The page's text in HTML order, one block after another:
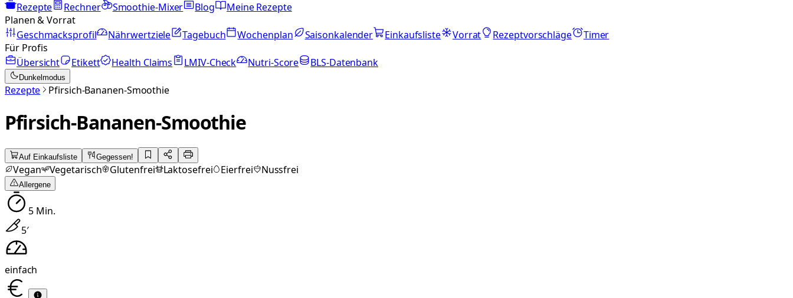
Rezepte
Rechner Smoothie-Mixer Blog
Meine Rezepte
Planen & Vorrat
Geschmacksprofil
Nährwertziele Tagebuch Wochenplan Saisonkalender Einkaufsliste Vorrat Rezeptvorschläge
Timer
Für Profis
Übersicht
Etikett Health Claims LMIV-Check Nutri-Score BLS-Datenbank
Dunkelmodus
Rezepte Pfirsich-Bananen-Smoothie
Pfirsich-Bananen-Smoothie
Auf Einkaufsliste Gegessen!
Vegan Vegetarisch Glutenfrei Laktosefrei Eierfrei Nussfrei
Allergene
5Min.
5′
einfach